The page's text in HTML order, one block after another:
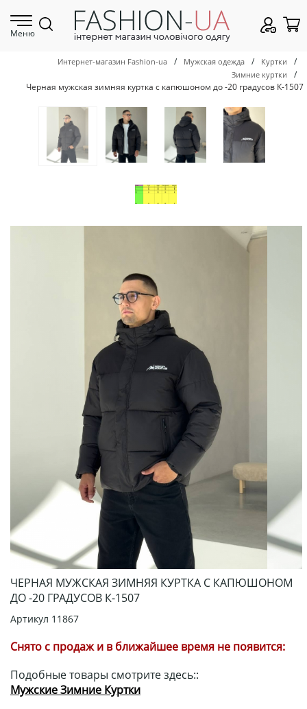
Меню
Интернет-магазин Fashion-ua / Мужская одежда / Куртки /
Зимние куртки
/
Черная мужская зимняя куртка с капюшоном до -20 градусов К-1507
ЧЕРНАЯ МУЖСКАЯ ЗИМНЯЯ КУРТКА С КАПЮШОНОМ
ДО -20 ГРАДУСОВ К-1507
Артикул 11867
Снято с продаж и в ближайшее время не появится:
Подобные товары смотрите здесь::
Мужские Зимние Куртки